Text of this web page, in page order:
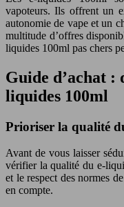
vapoteurs. Ils offrent un
autonomie de vape et un
multitude d’offres
liquides 100ml pas chers
Guide d’achat :
liquides 100ml
Prioriser la qualité
Avant de vous laisser
vérifier la qualité du e-
et le respect des normes
en compte.